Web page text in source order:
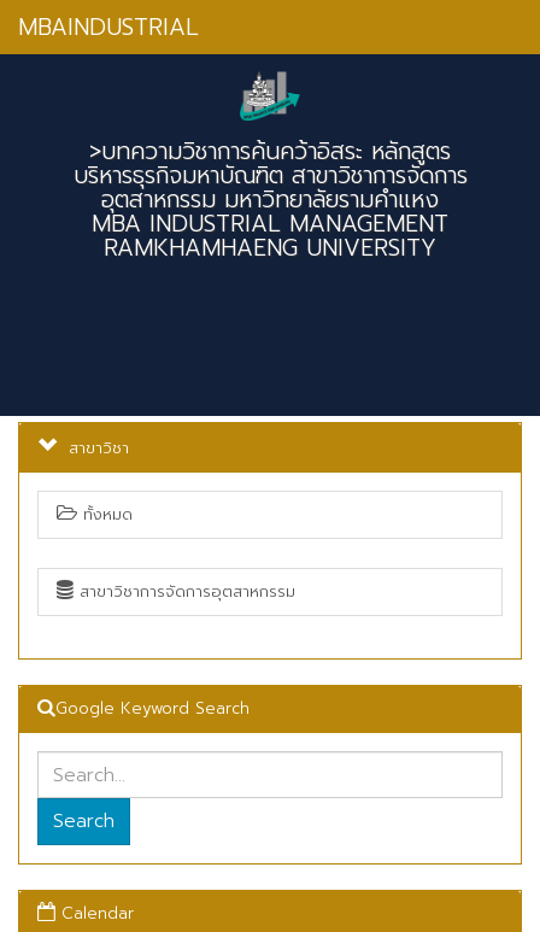
MBAINDUSTRIAL
>บทความวิชาการค้นคว้าอิสระ หลักสูตร
บริหารธุรกิจมหาบัณฑิต สาขาวิชาการจัดการ
อุตสาหกรรม มหาวิทยาลัยรามคำแหง
MBA INDUSTRIAL MANAGEMENT
RAMKHAMHAENG UNIVERSITY
สาขาวิชา
ทั้งหมด
สาขาวิชาการจัดการอุตสาหกรรม
Google Keyword Search
Search
Calendar